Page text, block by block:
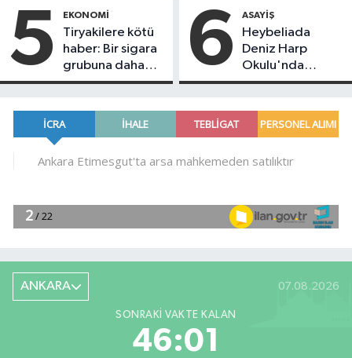
tahliye edildi!
5 EKONOMI
Tiryakilere kötü
haber: Bir sigara
grubuna daha
zam geldi!
6 ASAYIŞ
Heybeliada
Deniz Harp
Okulu'nda
korkutan yangın!
müdahale devam
ediyor
ANKARA 07.08.2026
SONRAKI VAKTE KALAN
46:01